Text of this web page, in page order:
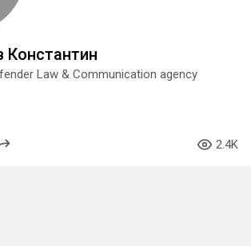
Law & Communication agency
2.4K